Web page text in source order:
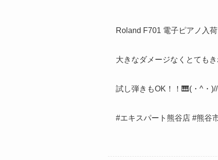
Roland F701 電子ピアノ入
大きなダメージなくとても
試し弾きもOK！！🎹(・^・
#エキスパート熊谷店 #熊谷